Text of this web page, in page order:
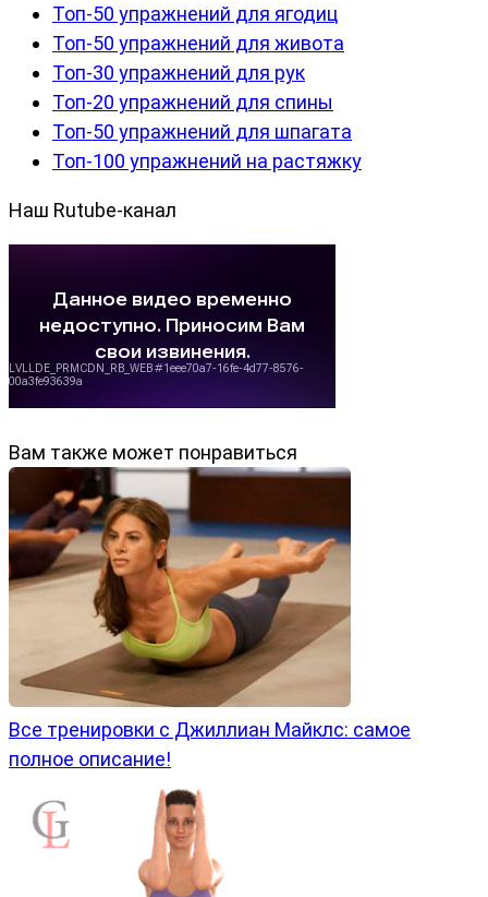
Топ-50 упражнений для ягодиц
Топ-50 упражнений для живота
Топ-30 упражнений для рук
Топ-20 упражнений для спины
Топ-50 упражнений для шпагата
Топ-100 упражнений на растяжку
Наш Rutube-канал
Вам также может понравиться
Все тренировки с Джиллиан Майклс: самое
полное описание!